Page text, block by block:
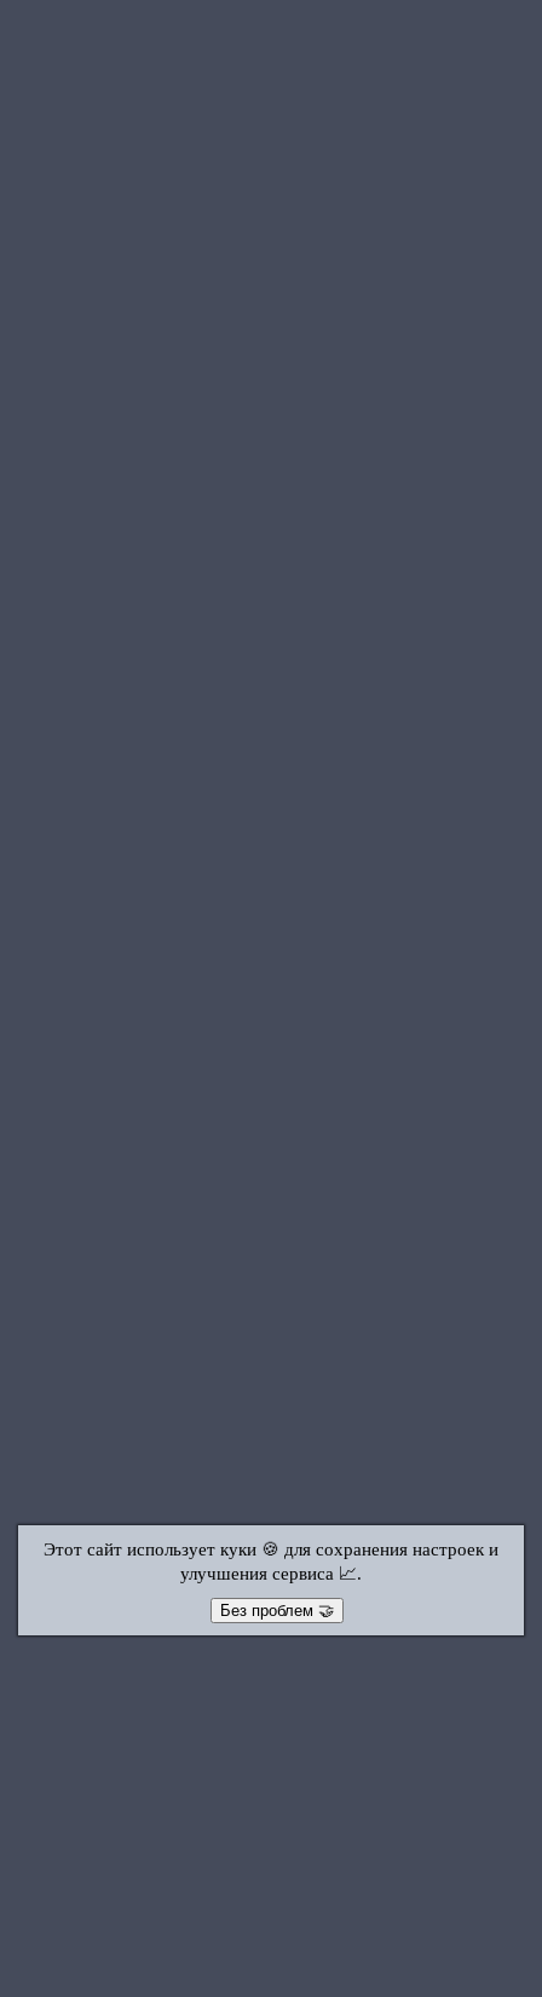
Этот сайт использует куки 🍪 для сохранения настроек и
улучшения сервиса 📈.
Без проблем 🤝